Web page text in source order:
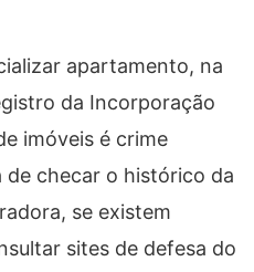
apartamento, na
da Incorporação
imóveis é crime
checar o histórico da
se existem
sites de defesa do